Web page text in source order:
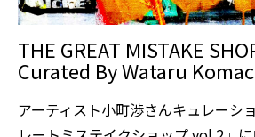
THE GREAT MISTAKE
Curated By Wataru
アーティスト小町渉さんキュレーシ